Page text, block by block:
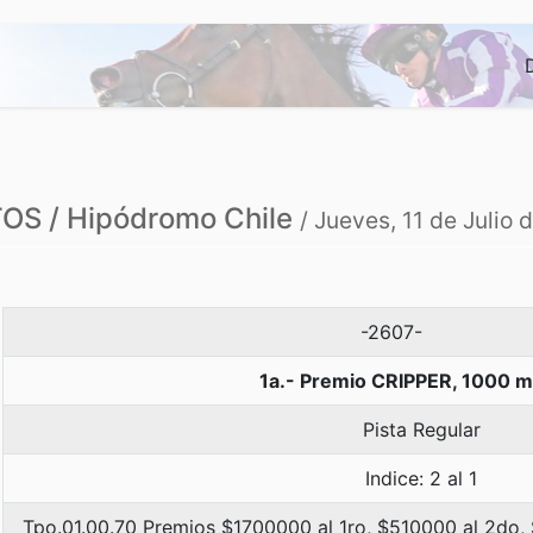
/ Hipódromo Chile / Jueves, 11 de Julio
-2607-
1a.- Premio CRIPPER, 1000
Pista Regular
Indice: 2 al 1
Tpo.01.00.70 Premios $1700000 al 1ro, $510000 al